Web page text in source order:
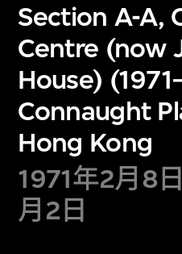
Section A-A,
Centre (now
House)
Connaught
Hong Kong
1971年2月8
月2日